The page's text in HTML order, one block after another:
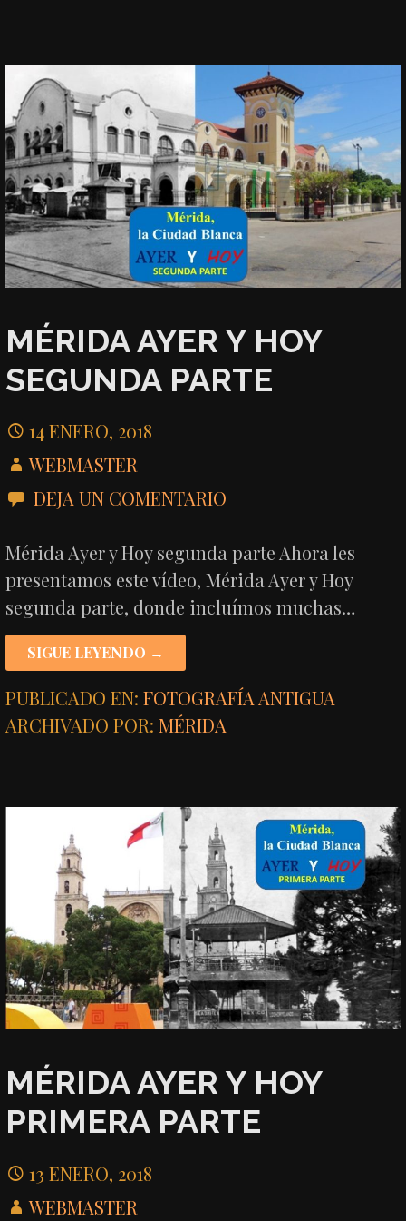
MÉRIDA AYER Y HOY
SEGUNDA PARTE
14 ENERO, 2018
WEBMASTER
DEJA UN COMENTARIO
Mérida Ayer y Hoy segunda parte Ahora les
presentamos este vídeo, Mérida Ayer y Hoy
segunda parte, donde incluímos muchas…
SIGUE LEYENDO →
PUBLICADO EN:FOTOGRAFÍA ANTIGUA
ARCHIVADO POR:MÉRIDA
MÉRIDA AYER Y HOY
PRIMERA PARTE
13 ENERO, 2018
WEBMASTER